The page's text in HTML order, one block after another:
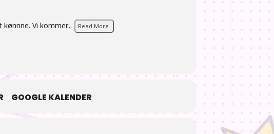
Vi kommer... Read More.
GOOGLE KALENDER